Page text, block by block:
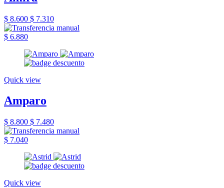
$ 8.600 $ 7.310
$ 6.880
Quick view
Amparo
$ 8.800 $ 7.480
$ 7.040
Quick view